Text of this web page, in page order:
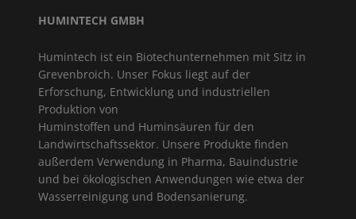
HUMINTECH GMBH
Humintech ist ein Biotechunternehmen mit Sitz in
Grevenbroich. Unser Fokus liegt auf der
Erforschung, Entwicklung und industriellen
Produktion von
Huminstoffen und Huminsäuren für den
Landwirtschaftssektor. Unsere Produkte finden
außerdem Verwendung in Pharma, Bauindustrie
und bei ökologischen Anwendungen wie etwa der
Wasserreinigung und Bodensanierung.